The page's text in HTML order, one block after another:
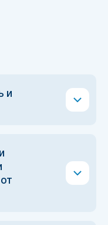
и